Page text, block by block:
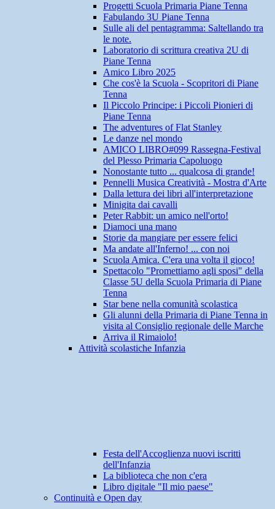
Progetti Scuola Primaria Piane Tenna
Fabulando 3U Piane Tenna
Sulle ali del pentagramma: Saltellando tra
le note.
Laboratorio di scrittura creativa 2U di
Piane Tenna
Amico Libro 2025
Che cos'è la Scuola - Scopritori di Piane
Tenna
Il Piccolo Principe: i Piccoli Pionieri di
Piane Tenna
The adventures of Flat Stanley
Le danze nel mondo
AMICO LIBRO#099 Rassegna-Festival
del Plesso Primaria Capoluogo
Nonostante tutto ... qualcosa di grande!
Pennelli Musica Creatività - Mostra d'Arte
Dalla lettura dei libri all'interpretazione
Minigita dai cavalli
Peter Rabbit: un amico nell'orto!
Diamoci una mano
Storie da mangiare per essere felici
Ma andate all'Inferno! ... con noi
Scuola Amica. C'era una volta il gioco!
Spettacolo "Promettiamo agli sposi" della
Classe 5U della Scuola Primaria di Piane
Tenna
Star bene nella comunità scolastica
Gli alunni della Primaria di Piane Tenna in
visita al Consiglio regionale delle Marche
Arriva il Rimaiolo!
Attività scolastiche Infanzia
Festa dell'Accoglienza nuovi iscritti
dell'Infanzia
La biblioteca che non c'era
Libro digitale "Il mio paese"
Continuità e Open day